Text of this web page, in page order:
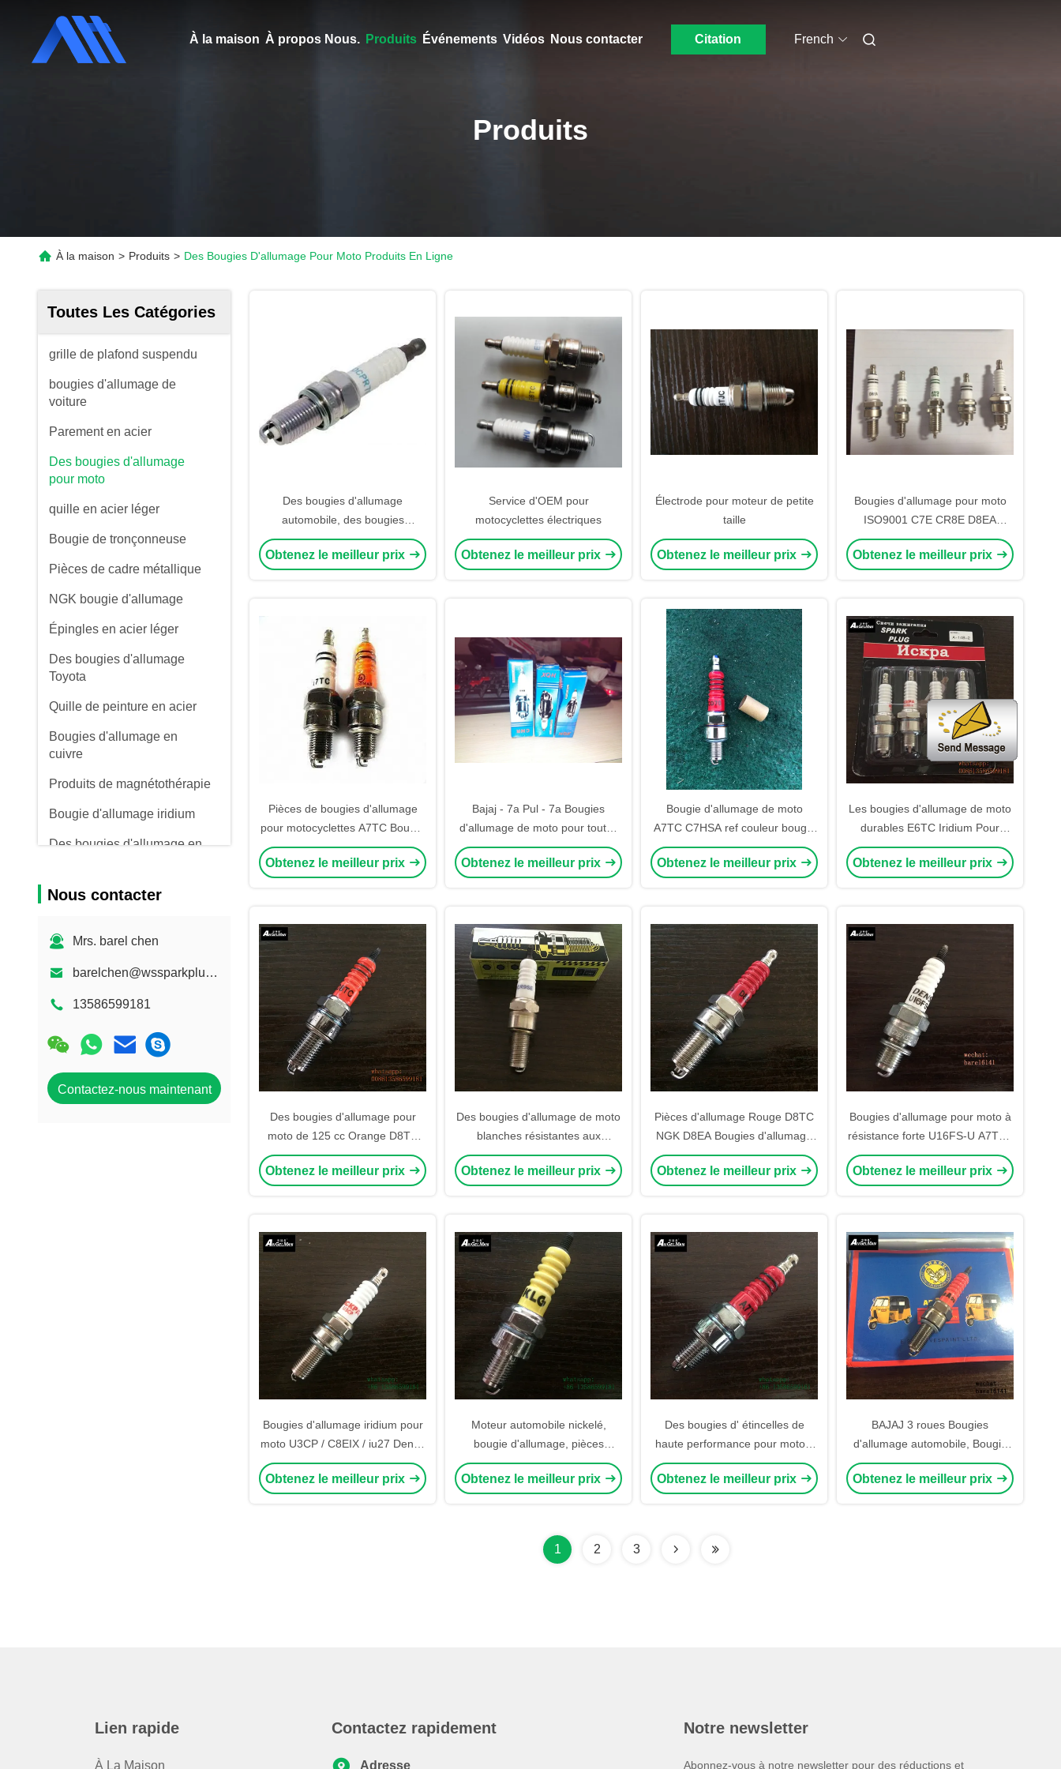
À la maison À propos Nous. Produits Événements Vidéos Nous contacter Citation French
Produits
À la maison > Produits > Des Bougies D'allumage Pour Moto Produits En Ligne
Toutes Les Catégories
grille de plafond suspendu
bougies d'allumage de
voiture
Parement en acier
Des bougies d'allumage
pour moto
quille en acier léger
Bougie de tronçonneuse
Pièces de cadre métallique
NGK bougie d'allumage
Épingles en acier léger
Des bougies d'allumage
Toyota
Quille de peinture en acier
Bougies d'allumage en
cuivre
Produits de magnétothérapie
Bougie d'allumage iridium
Des bougies d'allumage en
Des bougies d'allumage
Des bougies d'allumage
Peugeot
Nous contacter
Mrs. barel chen
barelchen@wssparkplug.com
13586599181
Contactez-nous maintenant
Des bougies d'allumage
automobile, des bougies
d'allumage de haute puissance
Pour Suzuki DCP7RE XU22EPR-
Obtenez le meilleur prix
Service d'OEM pour
motocyclettes électriques
Obtenez le meilleur prix
Électrode pour moteur de petite
taille
Obtenez le meilleur prix
Bougies d'allumage pour moto
ISO9001 C7E CR8E D8EA
BP7HS B8ES B7ES BM7A
BPM7A BM6A
Obtenez le meilleur prix
Pièces de bougies d'allumage
pour motocyclettes A7TC Bougie
d'allumage M10 X 1 fil Taille 16
mm Hex
Obtenez le meilleur prix
Bajaj - 7a Pul - 7a Bougies
d'allumage de moto pour toutes
les motocyclettes Bajaj 3 roues
Couleur Rouge Jaune Orange
Obtenez le meilleur prix
Bougie d'allumage de moto
A7TC C7HSA ref couleur bougie
d'allumage A7RTC avec qualité
OEM
Obtenez le meilleur prix
Les bougies d'allumage de moto
durables E6TC Iridium Pour
YAMAHA / HONGDA / SUZUKI
Obtenez le meilleur prix
Des bougies d'allumage pour
moto de 125 cc Orange D8TC
D8EA X4CC 0241145507 Pour
BMW
Obtenez le meilleur prix
Des bougies d'allumage de moto
blanches résistantes aux
températures élevées pour
RG4HC CR9E NGK
Obtenez le meilleur prix
Pièces d'allumage Rouge D8TC
NGK D8EA Bougies d'allumage
de moto pour accessoires de
moto
Obtenez le meilleur prix
Bougies d'allumage pour moto à
résistance forte U16FS-U A7TC /
C5HSA / U16FS-L / U17F /
U16FSL
Obtenez le meilleur prix
Bougies d'allumage iridium pour
moto U3CP / C8EIX / iu27 Denso
/ B7TC Pour Husaberg
Obtenez le meilleur prix
Moteur automobile nickelé,
bougie d'allumage, pièces
détachées pour Honda
Obtenez le meilleur prix
Des bougies d' étincelles de
haute performance pour motos,
des bougies d' étincelles d'
iridium pour motos A7TC D8TC
Obtenez le meilleur prix
BAJAJ 3 roues Bougies
d'allumage automobile, Bougie
d'allumage moteur automobile
TVS3W / C7E / B7C Orange
Obtenez le meilleur prix
1 2 3
Lien rapide
À La Maison
Contactez rapidement
Adresse
Notre newsletter
Abonnez-vous à notre newsletter pour des réductions et